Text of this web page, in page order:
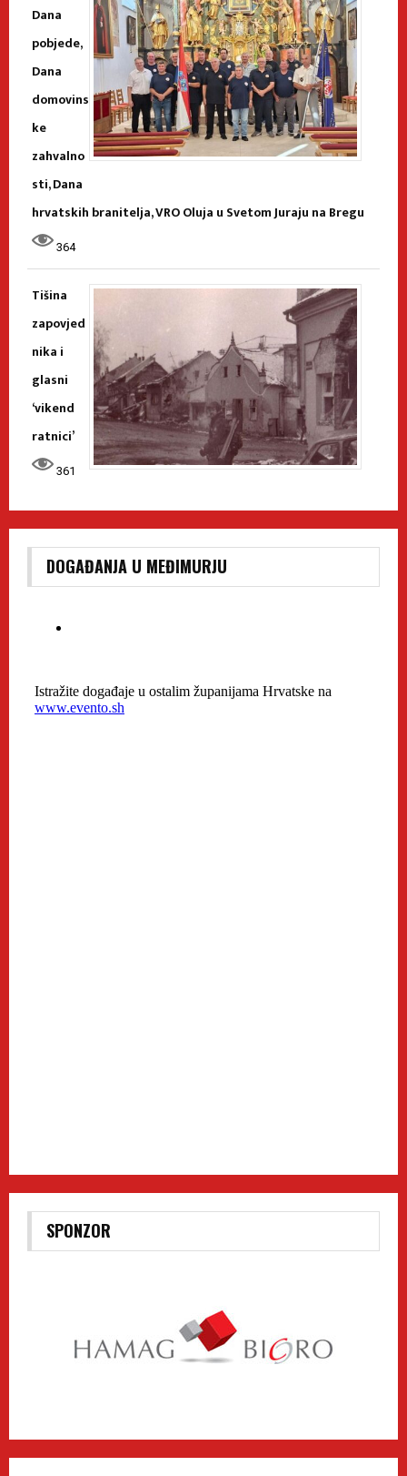
Dana
pobjede,
Dana
domovins
ke
zahvalno
sti, Dana
hrvatskih branitelja, VRO Oluja u Svetom Juraju na Bregu
364
Tišina
zapovjed
nika i
glasni
‘vikend
ratnici’
361
DOGAĐANJA U MEĐIMURJU
SPONZOR